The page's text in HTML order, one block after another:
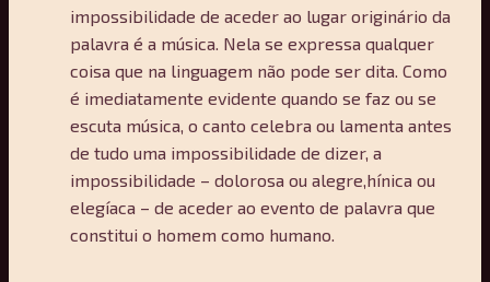
impossibilidade de aceder ao lugar originário da
palavra é a música. Nela se expressa qualquer
coisa que na linguagem não pode ser dita. Como
é imediatamente evidente quando se faz ou se
escuta música, o canto celebra ou lamenta antes
de tudo uma impossibilidade de dizer, a
impossibilidade – dolorosa ou alegre,hínica ou
elegíaca – de aceder ao evento de palavra que
constitui o homem como humano.